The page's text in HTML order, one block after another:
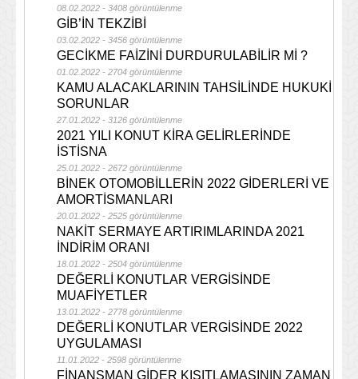
08.02.2022 - 3408 görüntülenme
GİB’İN TEKZİBİ
03.02.2022 - 3456 görüntülenme
GECİKME FAİZİNİ DURDURULABİLİR Mİ ?
01.02.2022 - 2704 görüntülenme
KAMU ALACAKLARININ TAHSİLİNDE HUKUKİ
SORUNLAR
27.01.2022 - 3126 görüntülenme
2021 YILI KONUT KİRA GELİRLERİNDE
İSTİSNA
25.01.2022 - 2672 görüntülenme
BİNEK OTOMOBİLLERİN 2022 GİDERLERİ VE
AMORTİSMANLARI
20.01.2022 - 2525 görüntülenme
NAKİT SERMAYE ARTIRIMLARINDA 2021
İNDİRİM ORANI
18.01.2022 - 2504 görüntülenme
DEĞERLİ KONUTLAR VERGİSİNDE
MUAFİYETLER
13.01.2022 - 2778 görüntülenme
DEĞERLİ KONUTLAR VERGİSİNDE 2022
UYGULAMASI
11.01.2022 - 2598 görüntülenme
FİNANSMAN GİDER KISITLAMASININ ZAMAN